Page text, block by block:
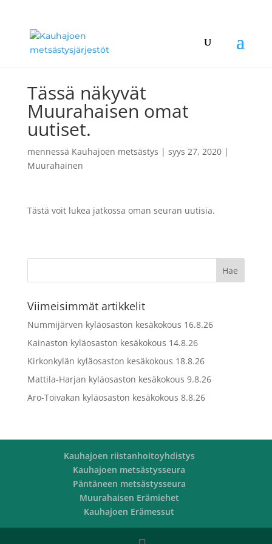
Tässä näkyvät
Muurahaisen omat
uutiset.
mennessä Kauhajoen metsästys | syys 27, 2020|
Muurahainen
Tästä voit lukea jatkossa oman seuran uutisia.
Viimeisimmät artikkelit
Nummijärven kyläosaston kesäkokous 16.8.26
Kainaston kyläosaston kesäkokous 14.8.26
Kirkonkylän kyläosaston kesäkokous 18.8.26
Mattila-Harjan kyläosaston kesäkokous 9.8.26
Aro-Toivakan kyläosaston kesäkokous 8.8.26
Kauhajoen riistanhoitoyhdistys
Kauhajoen metsästysseura
Päntäneen metsästysseura
Muurahaisen Erämiehet
Kauhajoen Erämessut